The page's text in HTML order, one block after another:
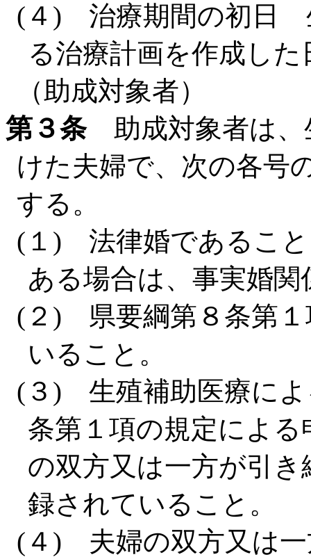
(４) 治療期間の初日
る治療計画を作成し
（助成対象者）
第３条助成対象者は、
けた夫婦で、次の各号
する。
(１) 法律婚であること
ある場合は、事実婚
(２) 県要綱第８条第１
いること。
(３) 生殖補助医療によ
条第１項の規定によ
の双方又は一方が引
録されていること。
(４) 夫婦の双方又は一